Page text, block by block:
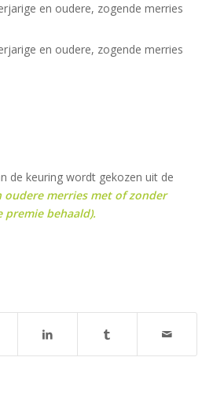
en oudere, zogende merries
en oudere, zogende merries
de keuring wordt gekozen uit de
oudere merries met of zonder
premie behaald).